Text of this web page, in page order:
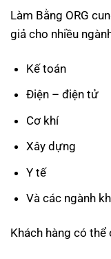
Làm Bằng ORG
giả cho nhiều
Kế toán
Điện – điện tử
Cơ khí
Xây dựng
Y tế
Và các ngành
Khách hàng có thể